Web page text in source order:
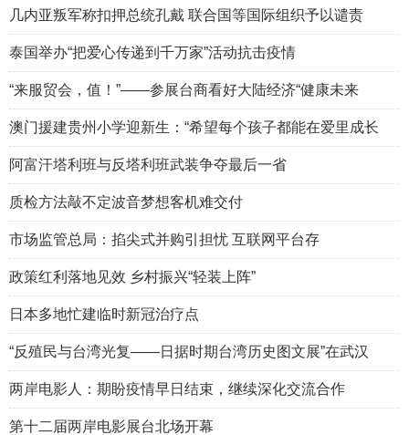
几内亚叛军称扣押总统孔戴 联合国等国际组织予以谴责
泰国举办“把爱心传递到千万家”活动抗击疫情
“来服贸会，值！”——参展台商看好大陆经济“健康未来
澳门援建贵州小学迎新生：“希望每个孩子都能在爱里成长
阿富汗塔利班与反塔利班武装争夺最后一省
质检方法敲不定波音梦想客机难交付
市场监管总局：掐尖式并购引担忧 互联网平台存
政策红利落地见效 乡村振兴“轻装上阵”
日本多地忙建临时新冠治疗点
“反殖民与台湾光复——日据时期台湾历史图文展”在武汉
两岸电影人：期盼疫情早日结束，继续深化交流合作
第十二届两岸电影展台北场开幕